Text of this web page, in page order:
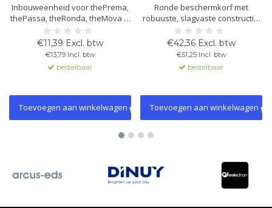
Inbouweenheid voor thePrema,
thePassa, theRonda, theMova P,
PresenceLight 360, compact
office, passage en passimo. Met
trekontlasting en
aanrakingsbeveiliging. Ø 67,5
mm.
€11,39 Excl. btw
€13,79 Incl. btw
bestelbaar
Toevoegen aan winkelwagen
Ronde beschermkorf met
robuuste, slagvaste constructie.
Beschermt effectief tegen
mechanische schade. Inclusief
montagemateriaal. Hoogte tot
115 mm.
€42,36 Excl. btw
€51,25 Incl. btw
bestelbaar
Toevoegen aan winkelwagen